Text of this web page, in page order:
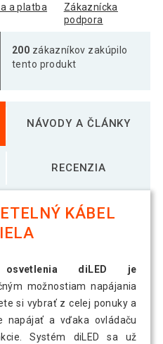
a platba
Zákaznícka
podpora
200 zákazníkov zakúpilo
tento produkt
NÁVODY A ČLÁNKY
RECENZIA
KÁBEL
osvetlenia diLED je
možnostiam napájania
si vybrať z celej ponuky a
napájať a vďaka ovládaču
Systém diLED sa už